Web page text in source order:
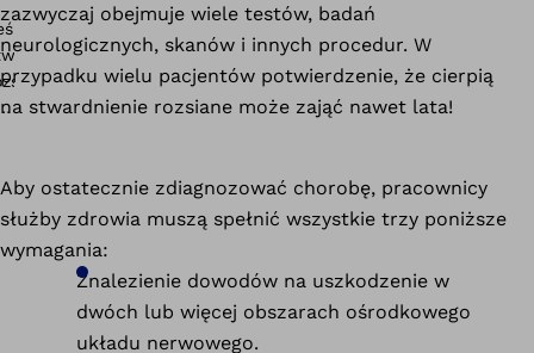
zazwyczaj obejmuje wiele testów, badań
neurologicznych, skanów i innych procedur. W
przypadku wielu pacjentów potwierdzenie, że cierpią
na stwardnienie rozsiane może zająć nawet lata!
Aby ostatecznie zdiagnozować chorobę, pracownicy
służby zdrowia muszą spełnić wszystkie trzy poniższe
wymagania:
Znalezienie dowodów na uszkodzenie w
dwóch lub więcej obszarach ośrodkowego
układu nerwowego.